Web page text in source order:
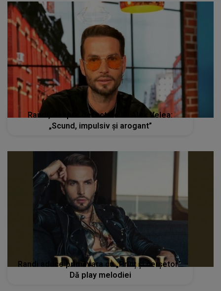
Randi, despre defectele lui Alex Velea:
„Scund, impulsiv și arogant”
Randi aduce primăvara cu „Prinț și cerșetor”.
Dă play melodiei